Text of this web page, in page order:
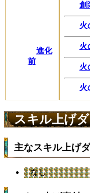
進化
前
創
火
火
火
火
スキル上げ
主なスキル上げ
なし